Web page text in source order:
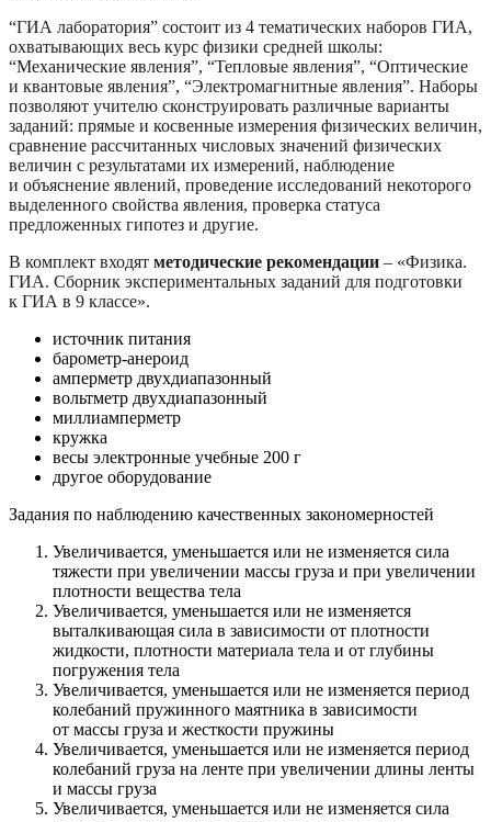
“ГИА лаборатория” состоит из 4 тематических наборов ГИА,
охватывающих весь курс физики средней школы:
“Механические явления”, “Тепловые явления”, “Оптические
и квантовые явления”, “Электромагнитные явления”. Наборы
позволяют учителю сконструировать различные варианты
заданий: прямые и косвенные измерения физических величин,
сравнение рассчитанных числовых значений физических
величин с результатами их измерений, наблюдение
и объяснение явлений, проведение исследований некоторого
выделенного свойства явления, проверка статуса
предложенных гипотез и другие.
В комплект входят методические рекомендации – «Физика.
ГИА. Сборник экспериментальных заданий для подготовки
к ГИА в 9 классе».
источник питания
барометр-анероид
амперметр двухдиапазонный
вольтметр двухдиапазонный
миллиамперметр
кружка
весы электронные учебные 200 г
другое оборудование
Задания по наблюдению качественных закономерностей
Увеличивается, уменьшается или не изменяется сила
тяжести при увеличении массы груза и при увеличении
плотности вещества тела
Увеличивается, уменьшается или не изменяется
выталкивающая сила в зависимости от плотности
жидкости, плотности материала тела и от глубины
погружения тела
Увеличивается, уменьшается или не изменяется период
колебаний пружинного маятника в зависимости
от массы груза и жесткости пружины
Увеличивается, уменьшается или не изменяется период
колебаний груза на ленте при увеличении длины ленты
и массы груза
Увеличивается, уменьшается или не изменяется сила